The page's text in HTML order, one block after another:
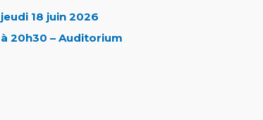
jeudi 18 juin 2026
à 20h30 – Auditorium